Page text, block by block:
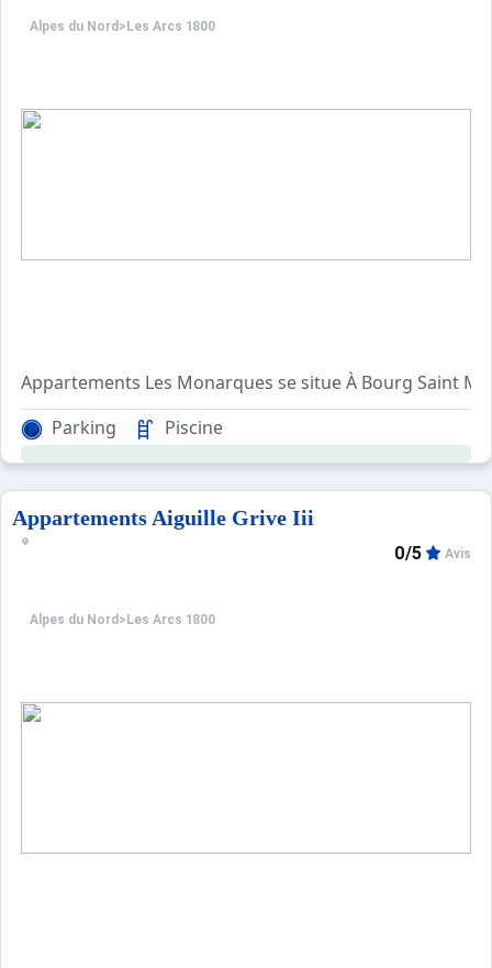
Alpes du Nord > Les Arcs 1800
Appartements Les Monarques se situe À Bourg Saint
Agréable et confortable, avec ascenseur, cet
Pour votre confort, vous trouverez sur place : un
Parking Piscine
Appartements Aiguille Grive Iii
Alpes du Nord > Les Arcs 1800
0/5 Avis